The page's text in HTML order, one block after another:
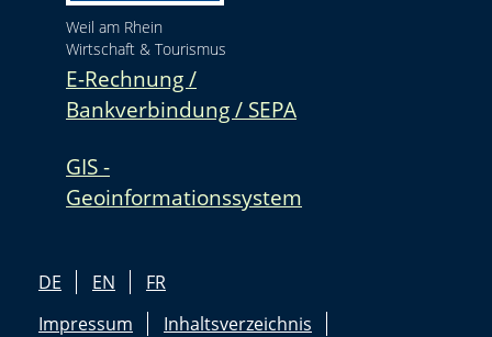
Weil am Rhein
Wirtschaft & Tourismus
E-Rechnung /
Bankverbindung / SEPA
GIS -
Geoinformationssystem
DE EN
FR
Impressum
Inhaltsverzeichnis